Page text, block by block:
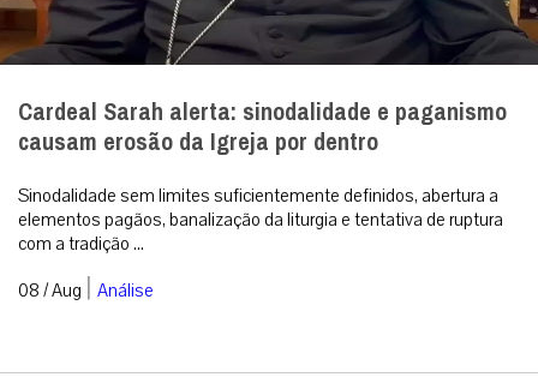
Conforme determina a Instrução Geral do Missal Romano no n.º
117, em qualquer Missa devem estar acesas, no mínimo, duas
velas. Redação ...
08 / Aug| Espiritualidade